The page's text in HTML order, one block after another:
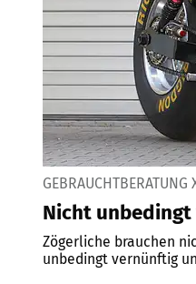
GEBRAUCHTBERATUNG
Nicht
Zögerliche brauchen
unbedingt vernünftig